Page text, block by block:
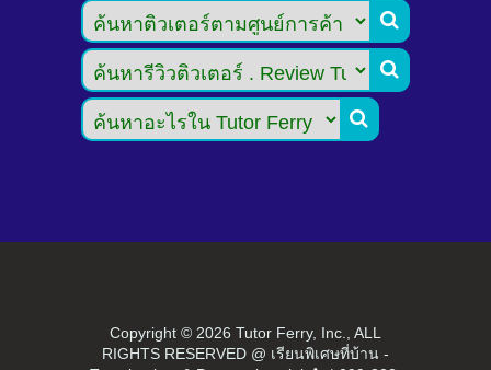



Copyright © 2026 Tutor Ferry, Inc., ALL
RIGHTS RESERVED @ เรียนพิเศษที่บ้าน -